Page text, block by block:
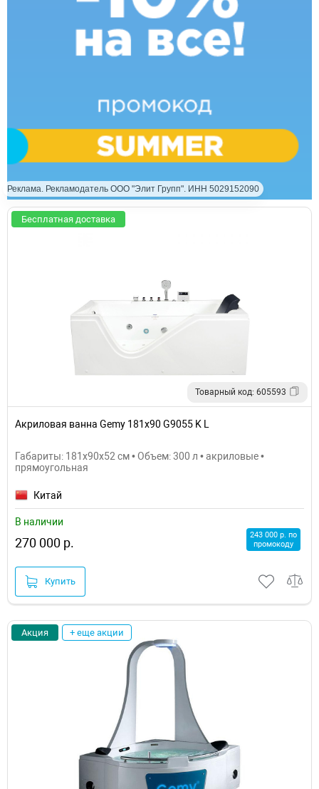
Реклама. Рекламодатель ООО "Элит Групп". ИНН 5029152090
Бесплатная доставка
Товарный код: 605593
Акриловая ванна Gemy 181x90 G9055 K L
Габариты: 181x90x52 см • Объем: 300 л • акриловые •
прямоугольная
Китай
В наличии
270 000 р.
243 000 р. по
промокоду
Купить
Акция + еще акции